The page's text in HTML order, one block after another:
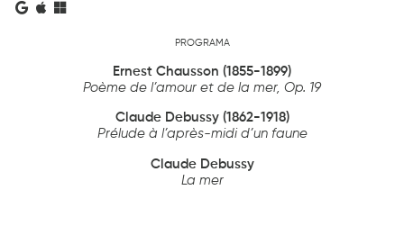
PROGRAMA
Ernest Chausson (1855-1899)
Poème de l’amour et de la mer, Op. 19
Claude Debussy (1862-1918)
Prélude à l’après-midi d’un faune
Claude Debussy
La mer